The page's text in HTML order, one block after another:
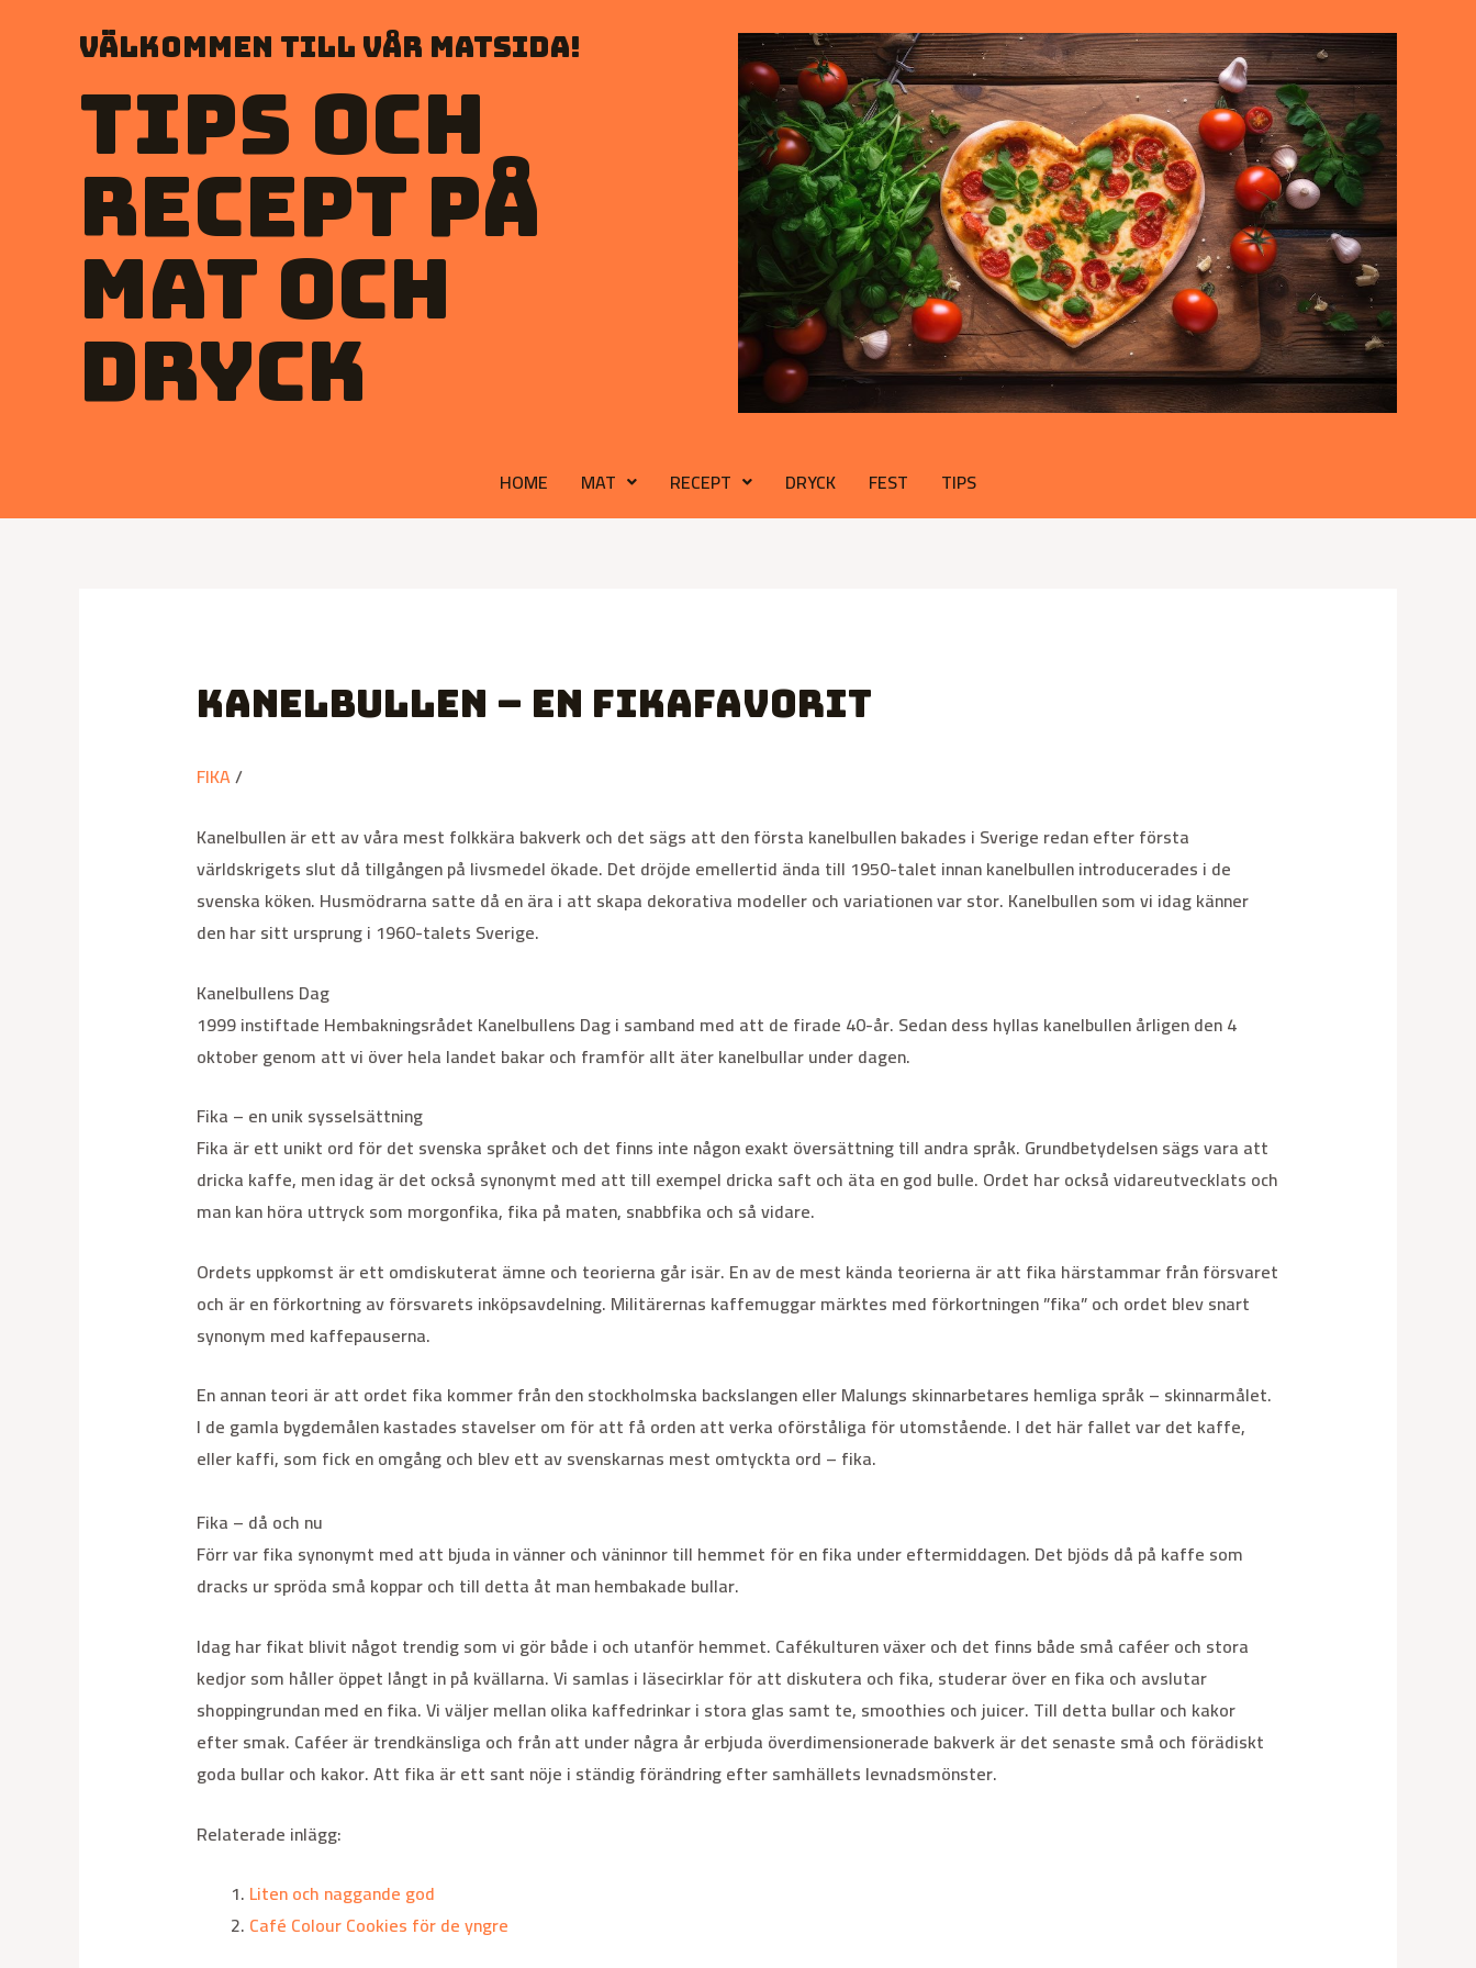
Välkommen till vår matsida!
Tips och
recept på
mat och
dryck
HOME MAT RECEPT DRYCK FEST TIPS
Kanelbullen – en fikafavorit
FIKA/
Kanelbullen är ett av våra mest folkkära bakverk och det sägs att den första kanelbullen bakades i Sverige redan efter första
världskrigets slut då tillgången på livsmedel ökade. Det dröjde emellertid ända till 1950-talet innan kanelbullen introducerades i de
svenska köken. Husmödrarna satte då en ära i att skapa dekorativa modeller och variationen var stor. Kanelbullen som vi idag känner
den har sitt ursprung i 1960-talets Sverige.
Kanelbullens Dag
1999 instiftade Hembakningsrådet Kanelbullens Dag i samband med att de firade 40-år. Sedan dess hyllas kanelbullen årligen den 4
oktober genom att vi över hela landet bakar och framför allt äter kanelbullar under dagen.
Fika – en unik sysselsättning
Fika är ett unikt ord för det svenska språket och det finns inte någon exakt översättning till andra språk. Grundbetydelsen sägs vara att
dricka kaffe, men idag är det också synonymt med att till exempel dricka saft och äta en god bulle. Ordet har också vidareutvecklats och
man kan höra uttryck som morgonfika, fika på maten, snabbfika och så vidare.
Ordets uppkomst är ett omdiskuterat ämne och teorierna går isär. En av de mest kända teorierna är att fika härstammar från försvaret
och är en förkortning av försvarets inköpsavdelning. Militärernas kaffemuggar märktes med förkortningen ”fika” och ordet blev snart
synonym med kaffepauserna.
En annan teori är att ordet fika kommer från den stockholmska backslangen eller Malungs skinnarbetares hemliga språk – skinnarmålet.
I de gamla bygdemålen kastades stavelser om för att få orden att verka oförståliga för utomstående. I det här fallet var det kaffe,
eller kaffi, som fick en omgång och blev ett av svenskarnas mest omtyckta ord – fika.
Fika – då och nu
Förr var fika synonymt med att bjuda in vänner och väninnor till hemmet för en fika under eftermiddagen. Det bjöds då på kaffe som
dracks ur spröda små koppar och till detta åt man hembakade bullar.
Idag har fikat blivit något trendig som vi gör både i och utanför hemmet. Cafékulturen växer och det finns både små caféer och stora
kedjor som håller öppet långt in på kvällarna. Vi samlas i läsecirklar för att diskutera och fika, studerar över en fika och avslutar
shoppingrundan med en fika. Vi väljer mellan olika kaffedrinkar i stora glas samt te, smoothies och juicer. Till detta bullar och kakor
efter smak. Caféer är trendkänsliga och från att under några år erbjuda överdimensionerade bakverk är det senaste små och förädiskt
goda bullar och kakor. Att fika är ett sant nöje i ständig förändring efter samhällets levnadsmönster.
Relaterade inlägg:
Liten och naggande god
Café Colour Cookies för de yngre